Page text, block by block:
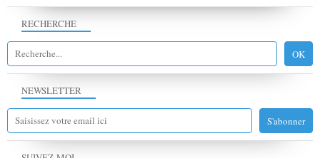
NEWSLETTER
RECHERCHE